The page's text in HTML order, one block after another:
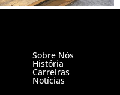
Sobre Nós
História
Carreiras
Notícias